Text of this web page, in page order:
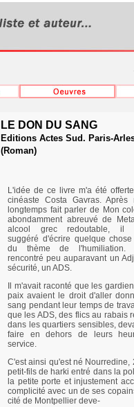
LE DON DU SANG
Editions Actes Sud. Paris-
(Roman)
L'idée de ce livre m'a été
cinéaste Costa Gavras. Après
longtemps fait parler de Mon
abondamment abreuvé de
alcool grec redoutable, il
suggéré d'écrire quelque
du thème de l'humiliation.
rencontré peu auparavant un
sécurité, un ADS.
Il m'avait raconté que les
paix avaient le droit d'aller
sang pendant leur temps de
que les ADS, des flics au rabais
dans les quartiers sensibles,
faire en dehors de leurs
service.
C'est ainsi qu'est né Nourredine,
petit-fils de harki entré dans la
la petite porte et injustement
complicité avec un de ses
cité de Montpellier deve-